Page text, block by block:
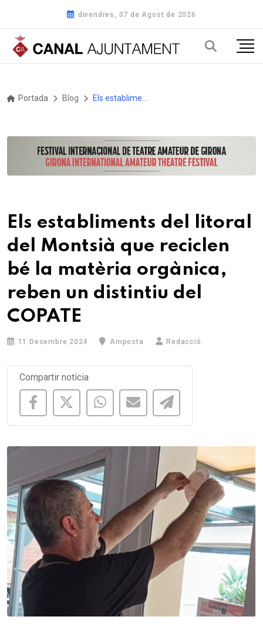
divendres, 07 de Agost de 2026
Portada Blog
Els establiments del litoral
del Montsià que reciclen
bé la matèria orgànica,
reben un distintiu del
COPATE
11 Desembre 2024 Amposta Redacció
Compartir notícia